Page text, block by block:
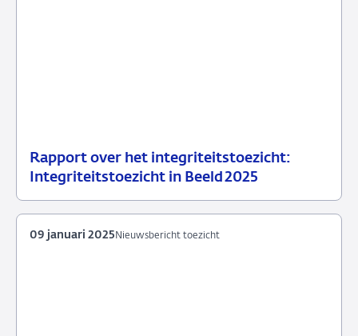
Rapport over het integriteitstoezicht:
Integriteitstoezicht in Beeld 2025
31
Nieuwsbericht
Nieuwsbericht toezicht
09 januari 2025